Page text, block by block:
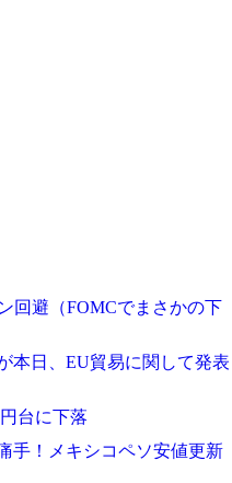
回避（FOMCでまさかの下
本日、EU貿易に関して発表
台に下落
手！メキシコペソ安値更新